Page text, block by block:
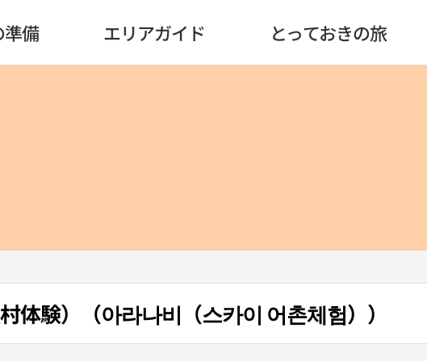
準備 エリアガイド とっておきの旅
体験）（아라나비（스카이 어촌체험））